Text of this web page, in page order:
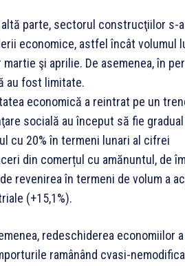
altă parte, sectorul construcţiilor s-
economice, astfel încât volumul
martie şi aprilie. De asemenea, în
au fost limitate.
economică a reintrat pe un
socială au început să fie
cu 20% în termeni lunari al cifrei
din comerțul cu amănuntul, de
revenirea în termeni de volum a
(+15,1%).
redeschiderea
ramânând cvasi-